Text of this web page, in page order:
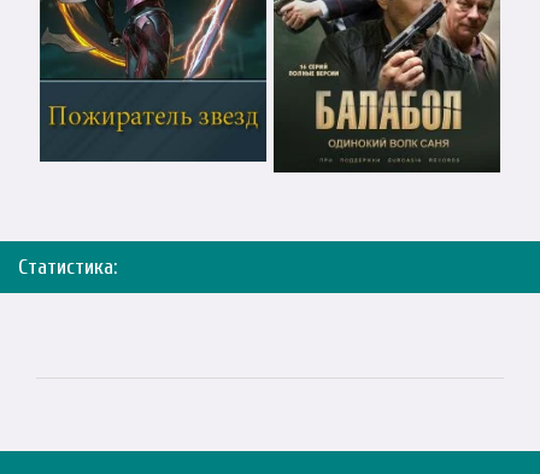
Статистика: